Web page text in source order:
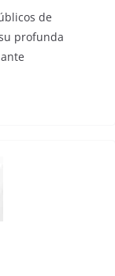
de
profunda